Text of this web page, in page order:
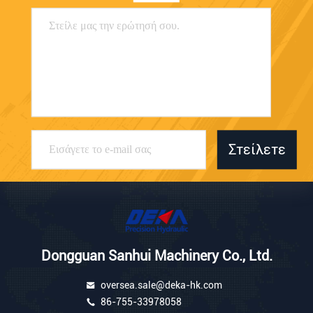
Στείλετε
Dongguan Sanhui Machinery Co., Ltd.
oversea.sale@deka-hk.com
86-755-33978058